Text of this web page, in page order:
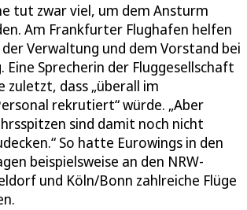
tut zwar viel, um dem Ansturm
Am Frankfurter Flughafen helfen
Verwaltung und dem Vorstand bei
Sprecherin der Fluggesellschaft
zuletzt, dass „überall im
rekrutiert“ würde. „Aber
sind damit noch nicht
So hatte Eurowings in den
beispielsweise an den NRW-
und Köln/Bonn zahlreiche Flüge